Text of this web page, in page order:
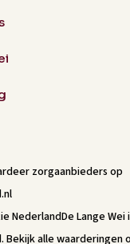
De Lange Wei
Bekijk alle waarderingen